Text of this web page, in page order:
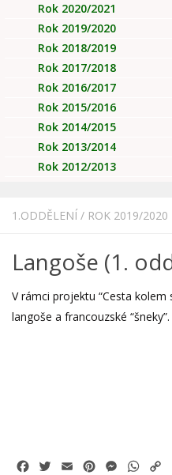
1.ODDĚLENÍ / ROK 2019/2020
Langoše (1.
V rámci projektu “Cesta
langoše a francouzské “šneky”.
FacebookTwitterEmail Pinterest
Rok 2020/2021
Rok 2019/2020
Rok 2018/2019
Rok 2017/2018
Rok 2016/2017
Rok 2015/2016
Rok 2014/2015
Rok 2013/2014
Rok 2012/2013